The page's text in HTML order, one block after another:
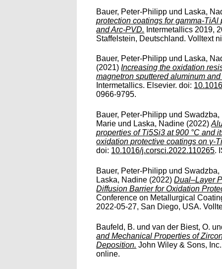
Bauer, Peter-Philipp und Laska,
protection coatings for gamma-
and Arc-PVD. Intermetallics 2019,
Staffelstein, Deutschland. Volltext
Bauer, Peter-Philipp und Laska,
(2021)Increasing the oxidation
magnetron sputtered aluminum
Intermetallics. Elsevier. doi:
0966-9795.
Bauer, Peter-Philipp und
Marie und Laska, Nadine (2022)
properties of Ti5Si3 at 900 °C and
oxidation protective coatings on γ-
doi: 10.1016/j.corsci.2022.110265.
Bauer, Peter-Philipp und
Laska, Nadine (2022)Dual–Layer
Diffusion Barrier for Oxidation
Conference on Metallurgical
2022-05-27, San Diego, USA.
Baufeld, B. undvan der Biest, O.
and Mechanical Properties of
Deposition. John Wiley & Sons,
online.